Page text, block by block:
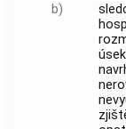
b)